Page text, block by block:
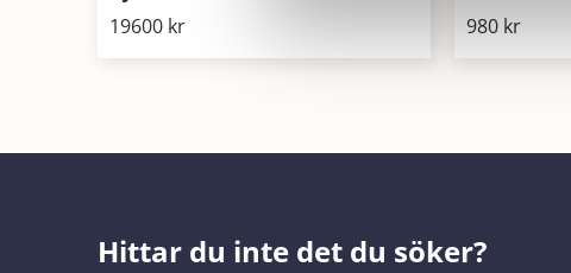
19600 kr
980 kr
Hittar du inte det du söker?